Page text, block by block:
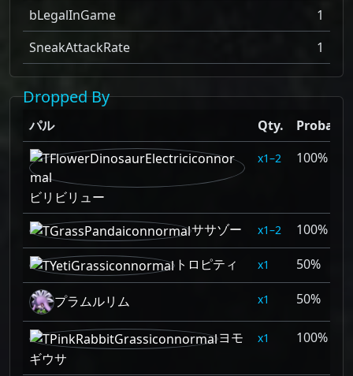
bLegalInGame
1
SneakAttackRate
1
Dropped By
パル Qty.
ビリビリュー
1–2 100%
ササゾー 1–2
100%
トロピティ
1 50%
プラムルリム 1 50%
ヨモ
ギウサ
1 100%